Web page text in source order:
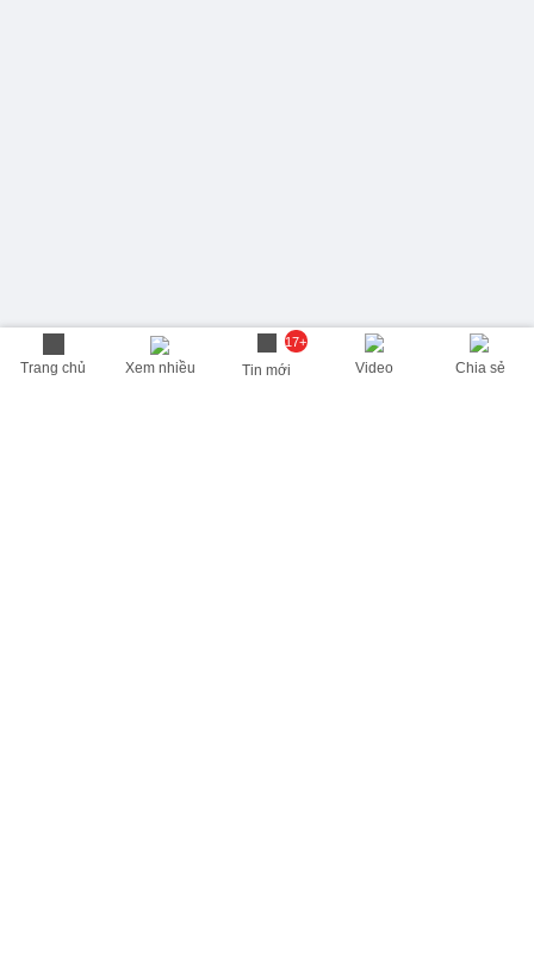
Trang chủ Xem nhiều
17+
Tin mới Video Chia sẻ